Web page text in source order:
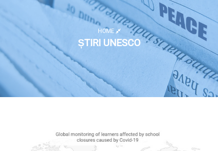
HOME
ȘTIRI UNESCO
Listă activități